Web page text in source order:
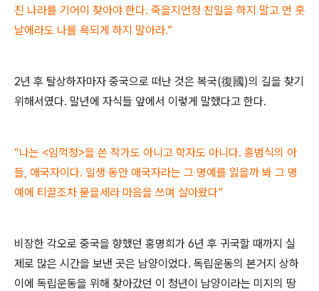
진 나라를 기어이 찾아야 한다. 죽을지언정 친일을 하지 말고 먼 훗
날에라도 나를 욕되게 하지 말아라.”
2년 후 탈상하자마자 중국으로 떠난 것은 복국(復國)의 길을 찾기
위해서였다. 말년에 자식들 앞에서 이렇게 말했다고 한다.
“나는 <임꺽정>을 쓴 작가도 아니고 학자도 아니다. 홍범식의 아
들, 애국자이다. 일생 동안 애국자라는 그 명예를 잃을까 봐 그 명
예에 티끌조차 묻을세라 마음을 쓰며 살아왔다”
비장한 각오로 중국을 향했던 홍명희가 6년 후 귀국할 때까지 실
제로 많은 시간을 보낸 곳은 남양이었다. 독립운동의 본거지 상하
이에 독립운동을 위해 찾아갔던 이 청년이 남양이라는 미지의 땅